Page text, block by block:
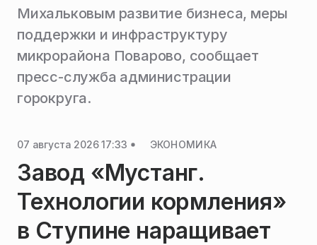
Михальковым развитие бизнеса, меры
поддержки и инфраструктуру
микрорайона Поварово, сообщает
пресс-служба администрации
горокруга.
07 августа 2026 17:33 ЭКОНОМИКА
Завод «Мустанг.
Технологии кормления»
в Ступине наращивает